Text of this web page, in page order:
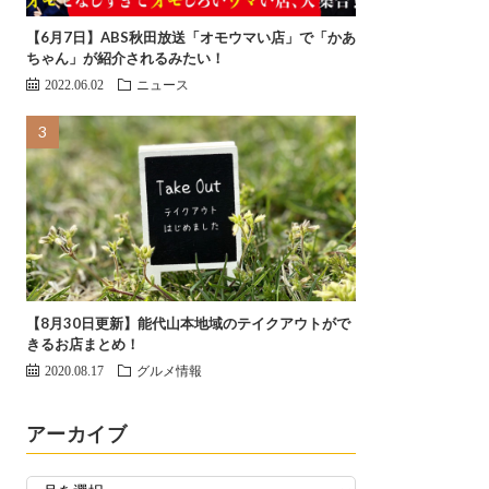
【6月7日】ABS秋田放送「オモウマい店」で「かあ
ちゃん」が紹介されるみたい！
2022.06.02 ニュース
【8月30日更新】能代山本地域のテイクアウトがで
きるお店まとめ！
2020.08.17 グルメ情報
アーカイブ